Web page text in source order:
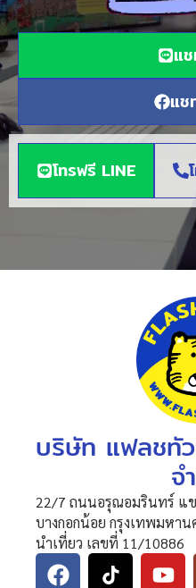
แ
แช
โทรฟรี LINE
บริษัท แฟลชทั
จ
22/7 ถนนอรุณอมรินทร์ แ
บางกอกน้อย กรุงเทพมหา
นำเที่ยว เลขที่ 11/10886